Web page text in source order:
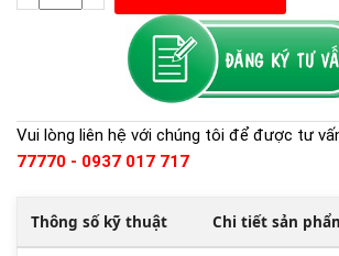
Vui lòng liên hệ với chúng tôi để được tư
77770 - 0937 017 717
Thông số kỹ thuật Chi tiết sản